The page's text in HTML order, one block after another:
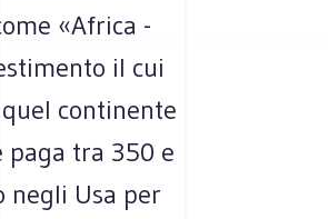
«Africa -
il cui
continente
paga tra 350 e
negli Usa per